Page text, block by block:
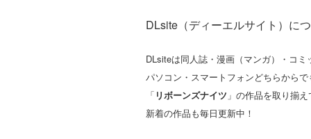
DLsite（ディーエルサイト）に
DLsiteは同人誌・漫画（マンガ）・コ
パソコン・スマートフォンどちらから
「 リボーンズナイツ 」の作品を取り揃
新着の作品も毎日更新中！